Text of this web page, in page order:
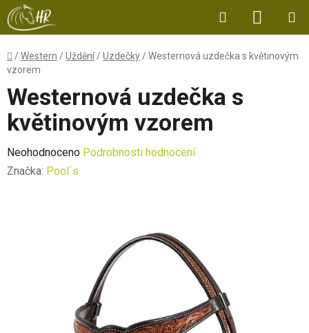
Přejít
na
obsah
Hledat
KOŠÍK
Domů
/Western /Uždění /Uzdečky /Westernová uzdečka s květinovým
vzorem
Westernová uzdečka s
květinovým vzorem
Průměrné
hodnocení
Neohodnoceno Podrobnosti hodnocení
Značka: Pool´s